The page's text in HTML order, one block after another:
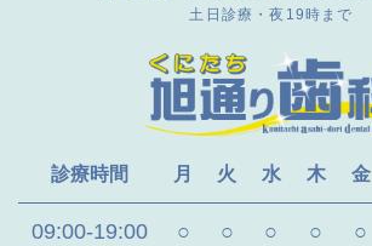
土日診療・夜19時まで
診療時間 月 火 水 木 金
09:00-19:00 ○ ○ ○ ○ ○